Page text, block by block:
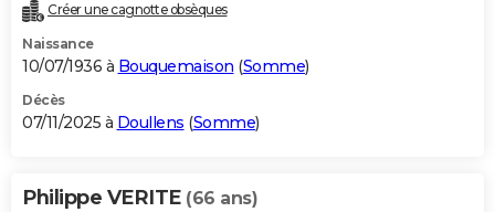
Créer une cagnotte obsèques
Naissance
10/07/1936 à Bouquemaison (Somme)
Décès
07/11/2025 à Doullens (Somme)
Philippe VERITE (66 ans)